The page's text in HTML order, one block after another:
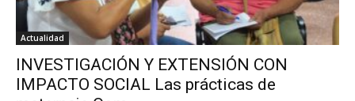
Actualidad
INVESTIGACIÓN Y EXTENSIÓN CON
IMPACTO SOCIAL Las prácticas de